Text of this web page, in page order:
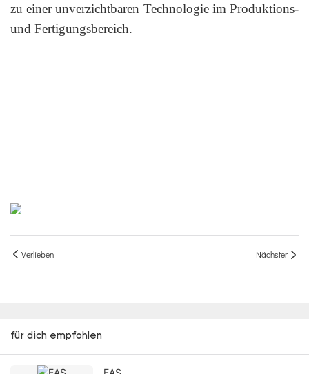
zu einer unverzichtbaren Technologie im Produktions-
und Fertigungsbereich.
Verlieben Nächster
für dich empfohlen